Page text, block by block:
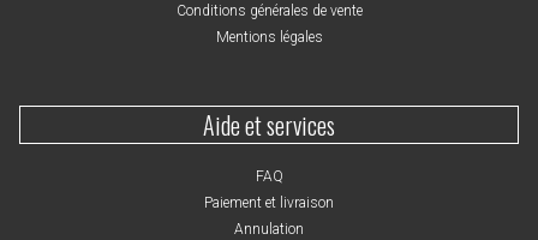
Conditions générales de vente
Mentions légales
Aide et services
FAQ
Paiement et livraison
Annulation